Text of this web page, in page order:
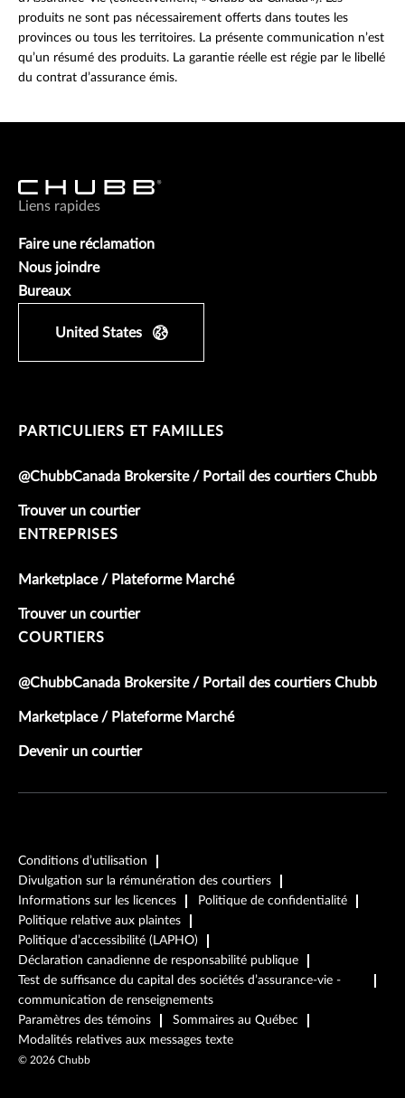
produits ne sont pas nécessairement offerts dans toutes les
provinces ou tous les territoires. La présente communication n’est
qu’un résumé des produits. La garantie réelle est régie par le libellé
du contrat d’assurance émis.
Liens rapides
Faire une réclamation
Nous joindre
Bureaux
United States
PARTICULIERS ET FAMILLES
@ChubbCanada Brokersite / Portail des courtiers Chubb
Trouver un courtier
ENTREPRISES
Marketplace / Plateforme Marché
Trouver un courtier
COURTIERS
@ChubbCanada Brokersite / Portail des courtiers Chubb
Marketplace / Plateforme Marché
Devenir un courtier
Conditions d’utilisation
Divulgation sur la rémunération des courtiers
Informations sur les licences
Politique de confidentialité
Politique relative aux plaintes
Politique d’accessibilité (LAPHO)
Déclaration canadienne de responsabilité publique
Test de suffisance du capital des sociétés d’assurance-vie -
communication de renseignements
Paramètres des témoins
Sommaires au Québec
Modalités relatives aux messages texte
© 2026 Chubb